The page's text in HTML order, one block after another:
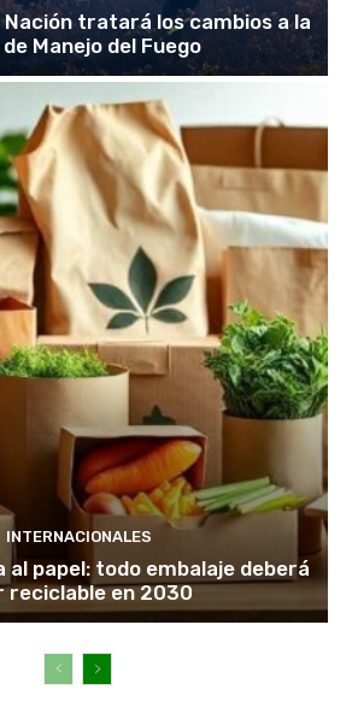
Nación tratará los cambios a la
Manejo del Fuego
INTERNACIONALES
al papel: todo embalaje deberá
reciclable en 2030